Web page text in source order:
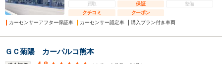
買取
保証
整備
クチコミ
クーポン
カーセンサーアフター保証車
カーセンサー認定車 購入プラン付き車両
ＧＣ菊陽 カーパルコ熊本